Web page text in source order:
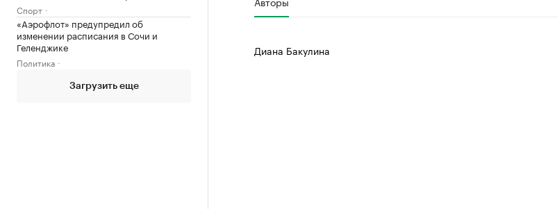
Спорт
«Аэрофлот» предупредил об
изменении расписания в Сочи и
Геленджике
Политика
Загрузить еще
Диана Бакулина